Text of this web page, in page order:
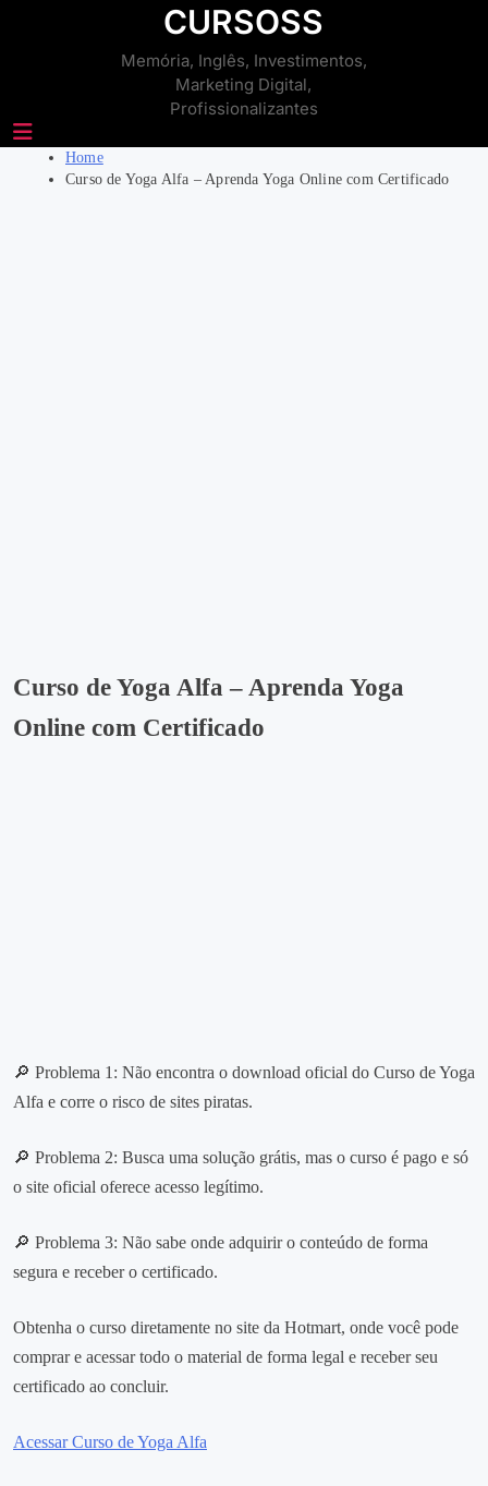
CURSOSS
Memória, Inglês, Investimentos,
Marketing Digital,
Profissionalizantes
Home
Curso de Yoga Alfa – Aprenda Yoga Online com Certificado
Curso de Yoga Alfa – Aprenda Yoga
Online com Certificado
🔎 Problema 1: Não encontra o download oficial do Curso de Yoga
Alfa e corre o risco de sites piratas.
🔎 Problema 2: Busca uma solução grátis, mas o curso é pago e só
o site oficial oferece acesso legítimo.
🔎 Problema 3: Não sabe onde adquirir o conteúdo de forma
segura e receber o certificado.
Obtenha o curso diretamente no site da Hotmart, onde você pode
comprar e acessar todo o material de forma legal e receber seu
certificado ao concluir.
Acessar Curso de Yoga Alfa